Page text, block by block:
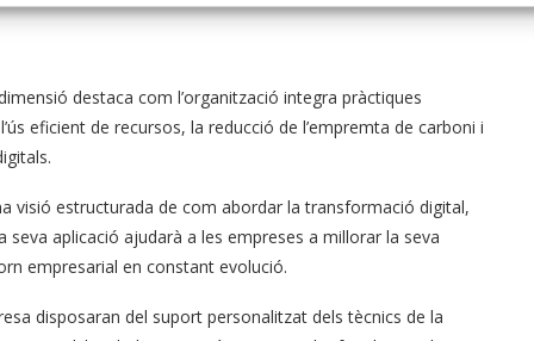
destaca com l’organització integra pràctiques
eficient de recursos, la reducció de l’empremta de carboni i
visió estructurada de com abordar la transformació digital,
seva aplicació ajudarà a les empreses a millorar la seva
empresarial en constant evolució.
disposaran del suport personalitzat dels tècnics de la